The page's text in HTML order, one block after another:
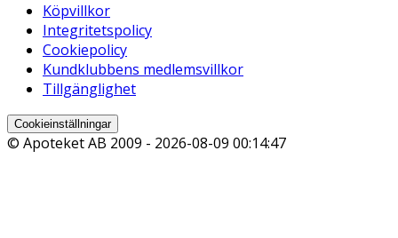
Köpvillkor
Integritetspolicy
Cookiepolicy
Kundklubbens medlemsvillkor
Tillgänglighet
Cookieinställningar
© Apoteket AB 2009 - 2026-08-09 00:14:47